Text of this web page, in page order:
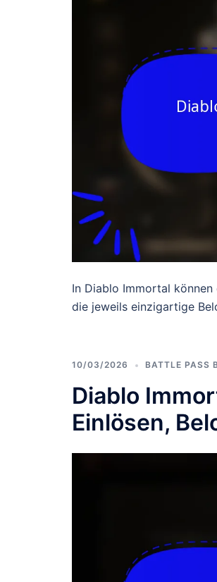
In Diablo Immortal
die jeweils einzigartige
10/03/2026 BATTLE PASS
Diablo
Einlösen,